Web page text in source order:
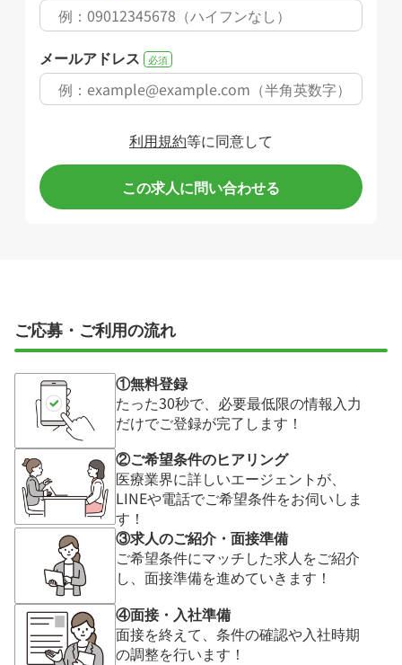
メールアドレス 必須
利用規約等に同意して
この求人に問い合わせる
ご応募・ご利用の流れ
①無料登録
たった30秒で、必要最低限の情報入力
だけでご登録が完了します！
②ご希望条件のヒアリング
医療業界に詳しいエージェントが、
LINEや電話でご希望条件をお伺いしま
す！
③求人のご紹介・面接準備
ご希望条件にマッチした求人をご紹介
し、面接準備を進めていきます！
④面接・入社準備
面接を終えて、条件の確認や入社時期
の調整を行います！